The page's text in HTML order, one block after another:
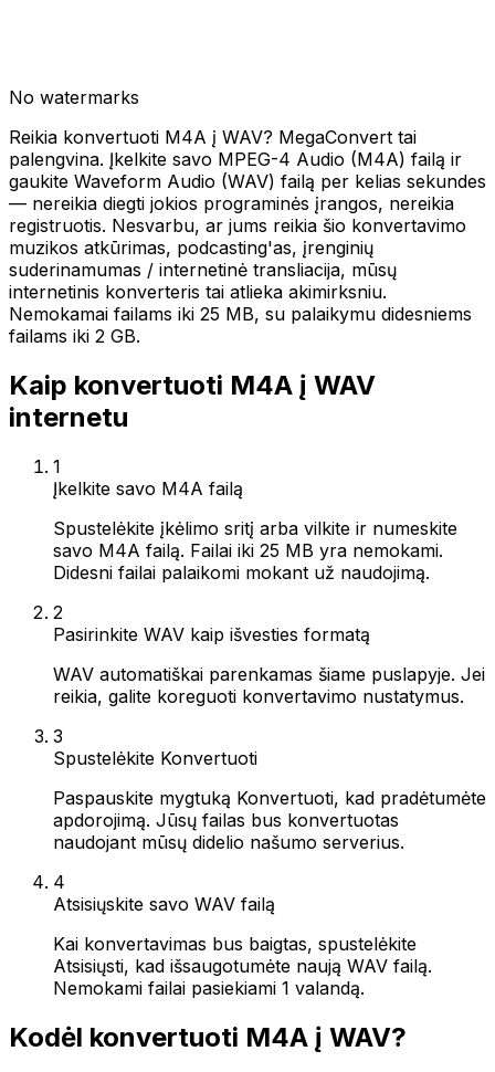
No watermarks
Reikia konvertuoti M4A į WAV? MegaConvert tai
palengvina. Įkelkite savo MPEG-4 Audio (M4A) failą ir
gaukite Waveform Audio (WAV) failą per kelias sekundes
— nereikia diegti jokios programinės įrangos, nereikia
registruotis. Nesvarbu, ar jums reikia šio konvertavimo
muzikos atkūrimas, podcasting'as, įrenginių
suderinamumas / internetinė transliacija, mūsų
internetinis konverteris tai atlieka akimirksniu.
Nemokamai failams iki 25 MB, su palaikymu didesniems
failams iki 2 GB.
Kaip konvertuoti M4A į WAV
internetu
1
Įkelkite savo M4A failą
Spustelėkite įkėlimo sritį arba vilkite ir numeskite
savo M4A failą. Failai iki 25 MB yra nemokami.
Didesni failai palaikomi mokant už naudojimą.
2
Pasirinkite WAV kaip išvesties formatą
WAV automatiškai parenkamas šiame puslapyje. Jei
reikia, galite koreguoti konvertavimo nustatymus.
3
Spustelėkite Konvertuoti
Paspauskite mygtuką Konvertuoti, kad pradėtumėte
apdorojimą. Jūsų failas bus konvertuotas
naudojant mūsų didelio našumo serverius.
4
Atsisiųskite savo WAV failą
Kai konvertavimas bus baigtas, spustelėkite
Atsisiųsti, kad išsaugotumėte naują WAV failą.
Nemokami failai pasiekiami 1 valandą.
Kodėl konvertuoti M4A į WAV?